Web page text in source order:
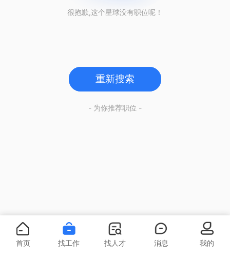
很抱歉,这个星球没有职位呢！
重新搜索
- 为你推荐职位 -
首页 找工作 找人才 消息 我的